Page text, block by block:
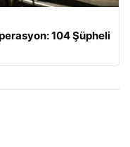
104 Şüpheli